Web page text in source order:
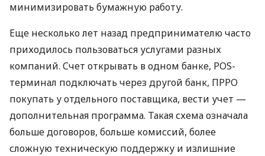
минимизировать бумажную работу.
Еще несколько лет назад предпринимателю часто
приходилось пользоваться услугами разных
компаний. Счет открывать в одном банке, POS-
терминал подключать через другой банк, ПРРО
покупать у отдельного поставщика, вести учет —
дополнительная программа. Такая схема означала
больше договоров, больше комиссий, более
сложную техническую поддержку и излишние